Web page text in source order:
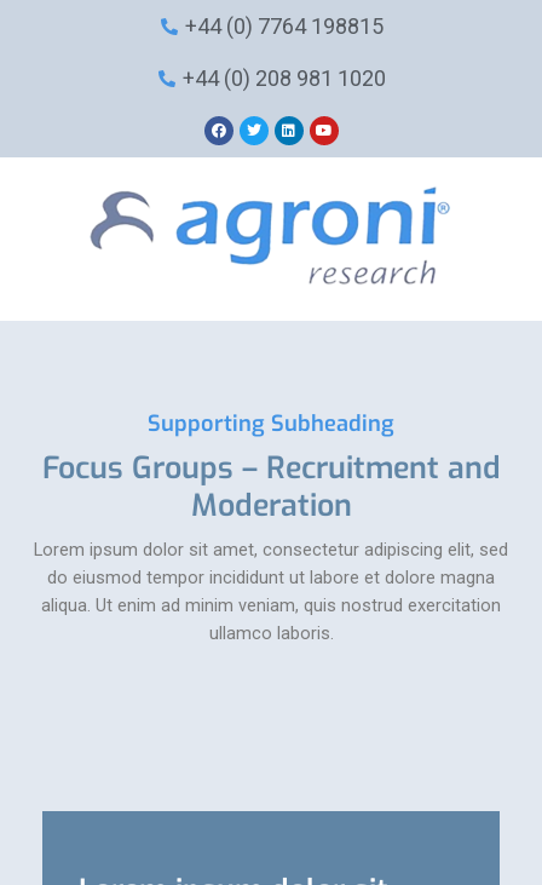
+44 (0) 7764 198815
+44 (0) 208 981 1020
F
a
c
o
k
T
w
i
r
L
i
n
i
n
Y
o
u
e
Supporting Subheading
Focus Groups – Recruitment and
Moderation
Lorem ipsum dolor sit amet, consectetur adipiscing elit, sed
do eiusmod tempor incididunt ut labore et dolore magna
aliqua. Ut enim ad minim veniam, quis nostrud exercitation
ullamco laboris.